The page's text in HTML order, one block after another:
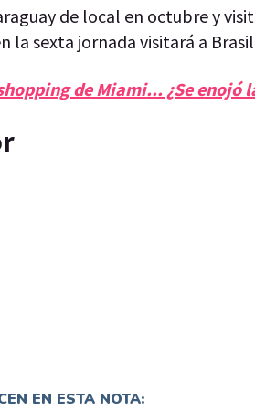
de local en octubre y
la sexta jornada visitará a
de Miami... ¿Se enojó
EN ESTA NOTA: